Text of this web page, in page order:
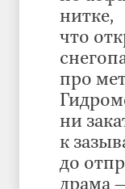
нитке,
что
про
ни
к
до
драма